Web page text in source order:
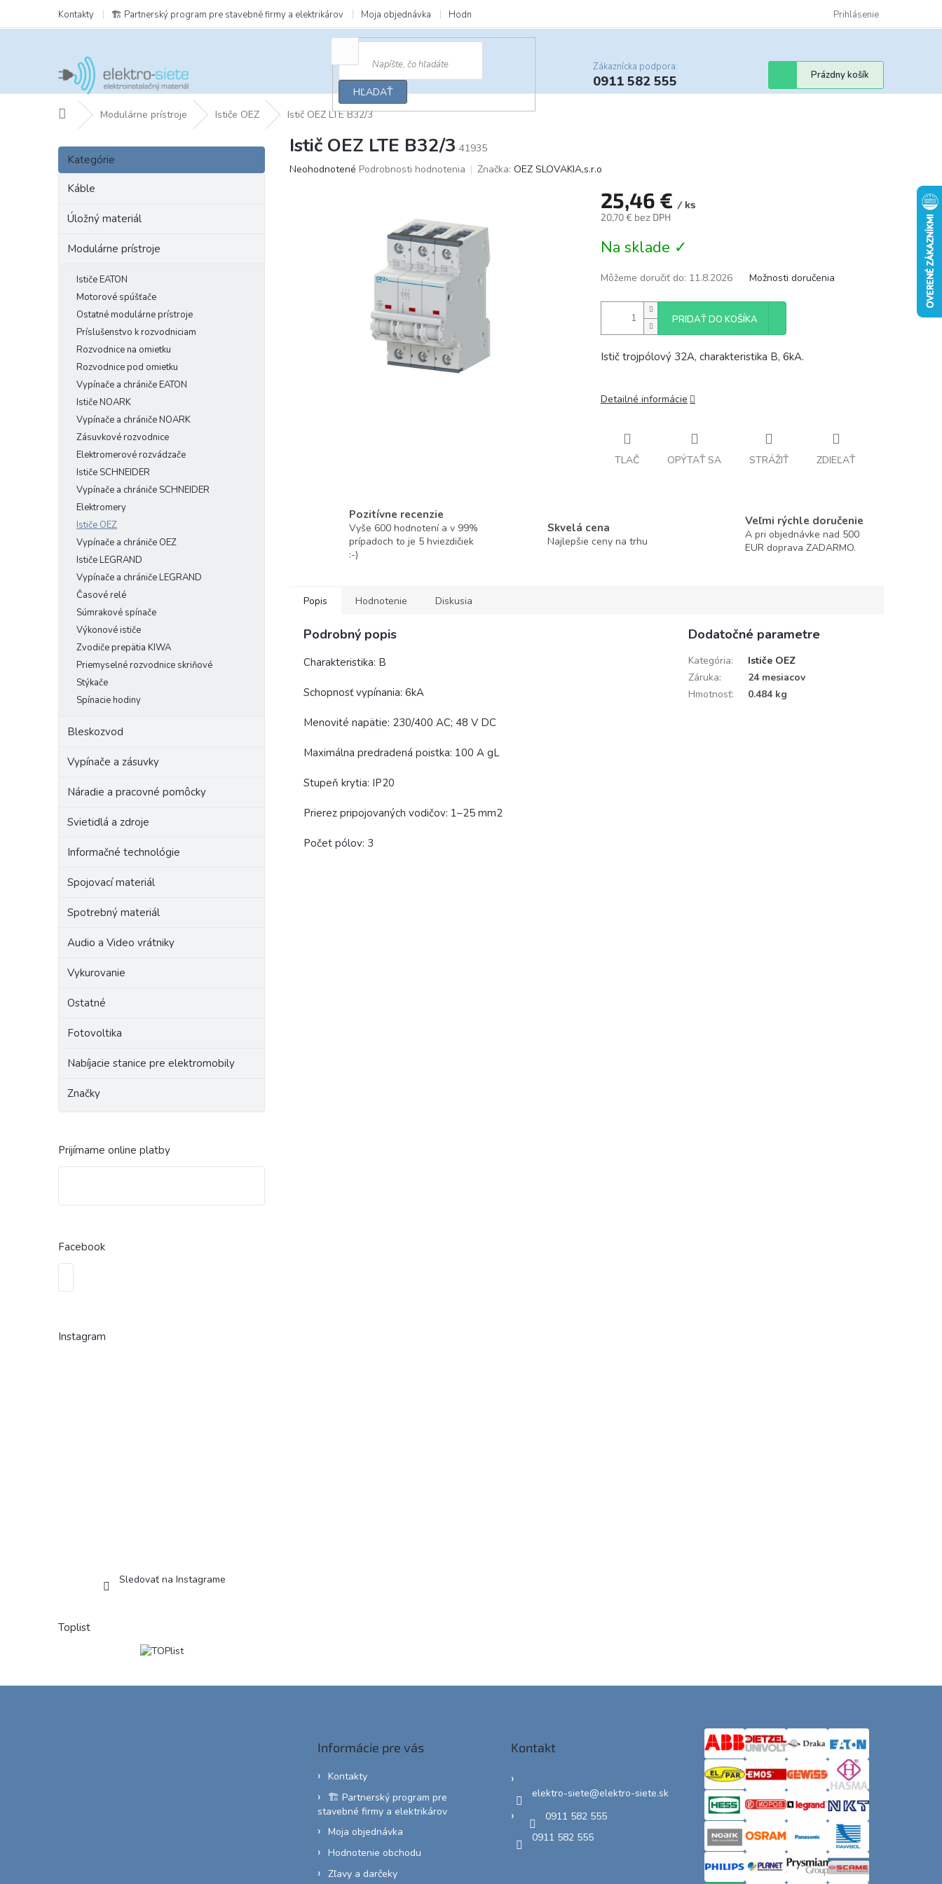
obsah
Kontakty 🏗️ Partnerský program pre stavebné firmy a elektrikárov Moja objednávka Hodnotenie obchodu Obchodné podmienky
Prihlásenie
HĽADAŤ
Zákaznícka podpora:
0911 582 555
Nákupný
košík
Prázdny košík
DomovModulárne prístroje Ističe OEZ Istič OEZ LTE B32/3
B
č
Preskočiť
kategórie
Kategórie
Káble
Úložný materiál
Modulárne prístroje
Ističe EATON
Motorové spúšťače
Ostatné modulárne prístroje
Príslušenstvo k rozvodniciam
Rozvodnice na omietku
Rozvodnice pod omietku
Vypínače a chrániče EATON
Ističe NOARK
Vypínače a chrániče NOARK
Zásuvkové rozvodnice
Elektromerové rozvádzače
Ističe SCHNEIDER
Vypínače a chrániče SCHNEIDER
Elektromery
Ističe OEZ
Vypínače a chrániče OEZ
Ističe LEGRAND
Vypínače a chrániče LEGRAND
Časové relé
Súmrakové spínače
Výkonové ističe
Zvodiče prepätia KIWA
Priemyselné rozvodnice skriňové
Stýkače
Spínacie hodiny
Bleskozvod
Vypínače a zásuvky
Náradie a pracovné pomôcky
Svietidlá a zdroje
Informačné technológie
Spojovací materiál
Spotrebný materiál
Audio a Video vrátniky
Vykurovanie
Ostatné
Fotovoltika
Nabíjacie stanice pre elektromobily
Značky
Prijímame online platby
Facebook
Instagram
Sledovať na Instagrame
Toplist
Istič OEZ LTE B32/3 41935
Priemerné
Neohodnotené Podrobnosti hodnotenia Značka: OEZ SLOVAKIA,s.r.o
25,46 € / ks
20,70 € bez DPH
cena:
Na sklade ✓
Môžeme doručiť do: 11.8.2026 Možnosti doručenia
PRIDAŤ DO KOŠÍKA
Istič trojpólový 32A, charakteristika B, 6kA.
Detailné informácie
TLAČ OPÝTAŤ SA STRÁŽIŤ ZDIEĽAŤ
Pozitívne recenzie
Vyše 600 hodnotení a v 99%
prípadoch to je 5 hviezdičiek
:-)
Skvelá cena
Najlepšie ceny na trhu
Veľmi rýchle doručenie
A pri objednávke nad 500
EUR doprava ZADARMO.
Popis Hodnotenie Diskusia
Podrobný popis
Charakteristika: B
Schopnosť vypínania: 6kA
Menovité napätie: 230/400 AC; 48 V DC
Maximálna predradená poistka: 100 A gL
Stupeň krytia: IP20
Prierez pripojovaných vodičov: 1–25 mm2
Počet pólov: 3
Dodatočné parametre
Kategória:
Ističe OEZ
Záruka:
24 mesiacov
Hmotnosť: 0.484 kg
Informácie pre vás
Kontakty
🏗️ Partnerský program pre
stavebné firmy a elektrikárov
Moja objednávka
Hodnotenie obchodu
Zľavy a darčeky
Kontakt
elektro-siete@elektro-siete.sk
0911 582 555
0911 582 555